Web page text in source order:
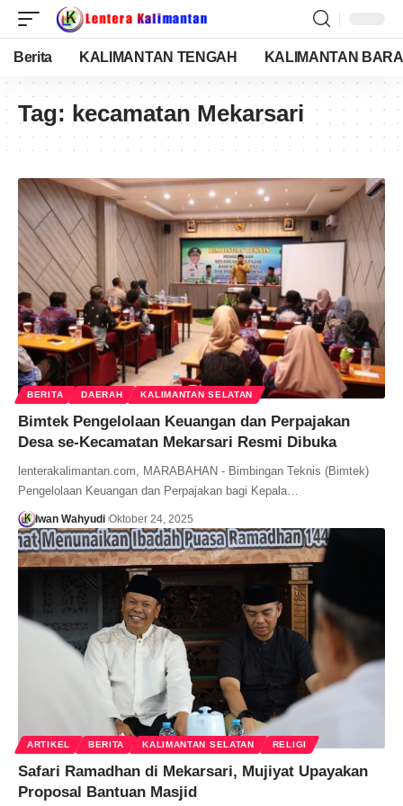
Berita KALIMANTAN TENGAH KALIMANTAN
Tag: kecamatan Mekarsari
BERITA DAERAH KALIMANTAN SELATAN
Bimtek Pengelolaan Keuangan dan Perpajakan
Desa se-Kecamatan Mekarsari Resmi Dibuka
lenterakalimantan.com, MARABAHAN - Bimbingan Teknis (Bimtek)
Pengelolaan Keuangan dan Perpajakan bagi Kepala…
Iwan Wahyudi Oktober 24, 2025
ARTIKEL BERITA KALIMANTAN SELATAN RELIGI
Safari Ramadhan di Mekarsari, Mujiyat Upayakan
Proposal Bantuan Masjid